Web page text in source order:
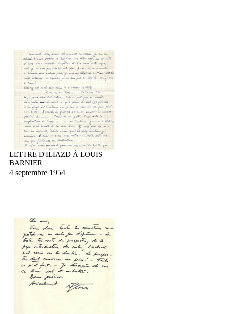
LETTRE D'ILIAZD À LOUIS
BARNIER
4 septembre 1954